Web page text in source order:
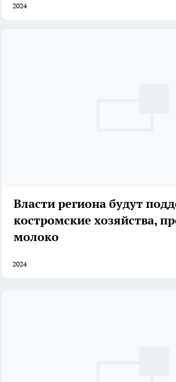
2024
Власти региона будут
костромские хозяйства,
молоко
2024